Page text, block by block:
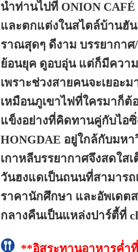
นำท่านไปที่ ONION
และตกแต่งในสไตล์บ้านฮั
ราณสุดๆ ดีงาม บรรยากา
ย้อนยุค ดูอบอุ่น แต่ก็มีควา
เพราะช่วงสายคนจะเยอะ
เหมือนภูเขาไฟที่ใครมาก็ต้
แข็งอย่างที่คิดทานคู่กับไอ
HONGDAE อยู่ใกล้กับมห
เกาหลีบรรยากาศจึงสดใ
วันฮงแดเป็นถนนที่สามาร
ราคานักศึกษา และอัพเดต
กลางคืนเป็นแหล่งปาร์ตี้
**อิสระทานอาหารค่ำ